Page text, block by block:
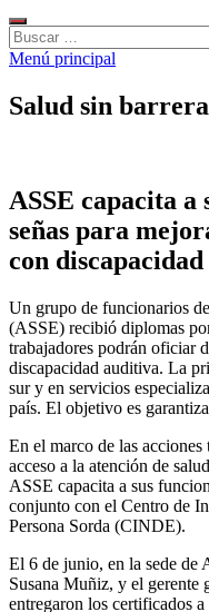
Buscar:
Menú principal
Salud sin
ASSE capacita a
señas para
con
Un grupo de funcionarios
(ASSE) recibió diplomas
trabajadores podrán oficiar
discapacidad auditiva. La
sur y en servicios
país. El objetivo es
En el marco de las
acceso a la atención de
ASSE capacita a sus
conjunto con el Centro de
Persona Sorda (CINDE).
El 6 de junio, en la sede de
Susana Muñiz, y el
entregaron los certificados